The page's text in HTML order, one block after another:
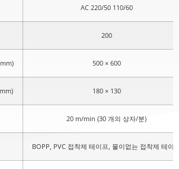
AC 220/50 110/60
200
500 × 600
180 × 130
20 m/min (30 개의 상자/분)
BOPP, PVC 접착제 테이프, 물이없는 접착제 테이